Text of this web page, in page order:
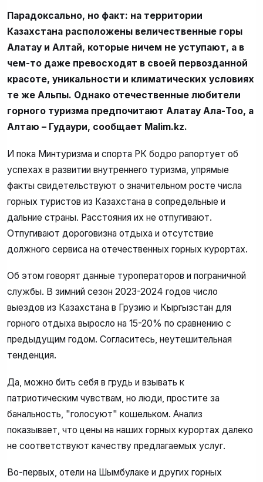
Парадоксально, но факт: на территории
Казахстана расположены величественные горы
Алатау и Алтай, которые ничем не уступают, а в
чем-то даже превосходят в своей первозданной
красоте, уникальности и климатических условиях
те же Альпы. Однако отечественные любители
горного туризма предпочитают Алатау Ала-Тоо, а
Алтаю – Гудаури, сообщает Malim.kz.
И пока Минтуризма и спорта РК бодро рапортует об
успехах в развитии внутреннего туризма, упрямые
факты свидетельствуют о значительном росте числа
горных туристов из Казахстана в сопредельные и
дальние страны. Расстояния их не отпугивают.
Отпугивают дороговизна отдыха и отсутствие
должного сервиса на отечественных горных курортах.
Об этом говорят данные туроператоров и пограничной
службы. В зимний сезон 2023-2024 годов число
выездов из Казахстана в Грузию и Кыргызстан для
горного отдыха выросло на 15-20% по сравнению с
предыдущим годом. Согласитесь, неутешительная
тенденция.
Да, можно бить себя в грудь и взывать к
патриотическим чувствам, но люди, простите за
банальность, "голосуют" кошельком. Анализ
показывает, что цены на наших горных курортах далеко
не соответствуют качеству предлагаемых услуг.
Во-первых, отели на Шымбулаке и других горных